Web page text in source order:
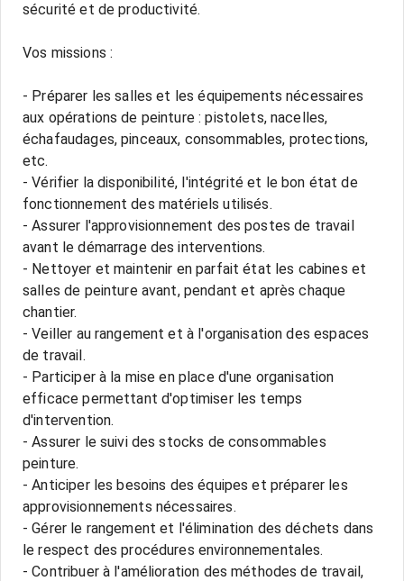
sécurité et de productivité.
Vos missions :
- Préparer les salles et les équipements nécessaires
aux opérations de peinture : pistolets, nacelles,
échafaudages, pinceaux, consommables, protections,
etc.
- Vérifier la disponibilité, l'intégrité et le bon état de
fonctionnement des matériels utilisés.
- Assurer l'approvisionnement des postes de travail
avant le démarrage des interventions.
- Nettoyer et maintenir en parfait état les cabines et
salles de peinture avant, pendant et après chaque
chantier.
- Veiller au rangement et à l'organisation des espaces
de travail.
- Participer à la mise en place d'une organisation
efficace permettant d'optimiser les temps
d'intervention.
- Assurer le suivi des stocks de consommables
peinture.
- Anticiper les besoins des équipes et préparer les
approvisionnements nécessaires.
- Gérer le rangement et l'élimination des déchets dans
le respect des procédures environnementales.
- Contribuer à l'amélioration des méthodes de travail,